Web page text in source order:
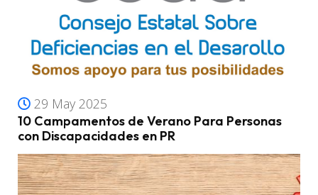
29 May 2025
10 Campamentos de Verano Para Personas
con Discapacidades en PR